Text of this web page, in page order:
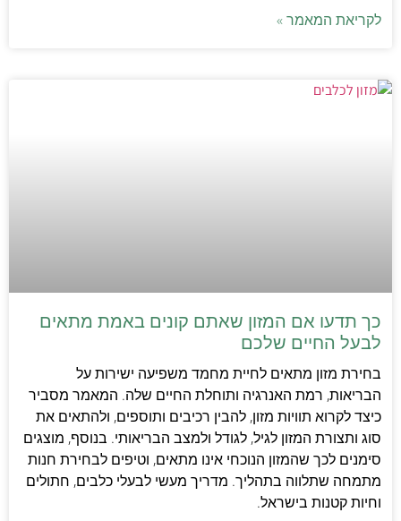
לקריאת המאמר »
כך תדעו אם המזון שאתם קונים באמת מתאים
לבעל החיים שלכם
בחירת מזון מתאים לחיית מחמד משפיעה ישירות על
הבריאות, רמת האנרגיה ותוחלת החיים שלה. המאמר מסביר
כיצד לקרוא תוויות מזון, להבין רכיבים ותוספים, ולהתאים את
סוג ותצורת המזון לגיל, לגודל ולמצב הבריאותי. בנוסף, מוצגים
סימנים לכך שהמזון הנוכחי אינו מתאים, וטיפים לבחירת חנות
מתמחה שתלווה בתהליך. מדריך מעשי לבעלי כלבים, חתולים
וחיות קטנות בישראל.